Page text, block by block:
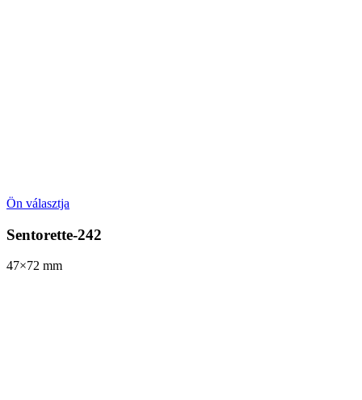
Ön választja
Sentorette-242
47×72 mm